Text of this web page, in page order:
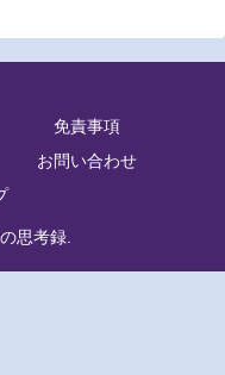
免責事項
お問い合わせ
思考録.